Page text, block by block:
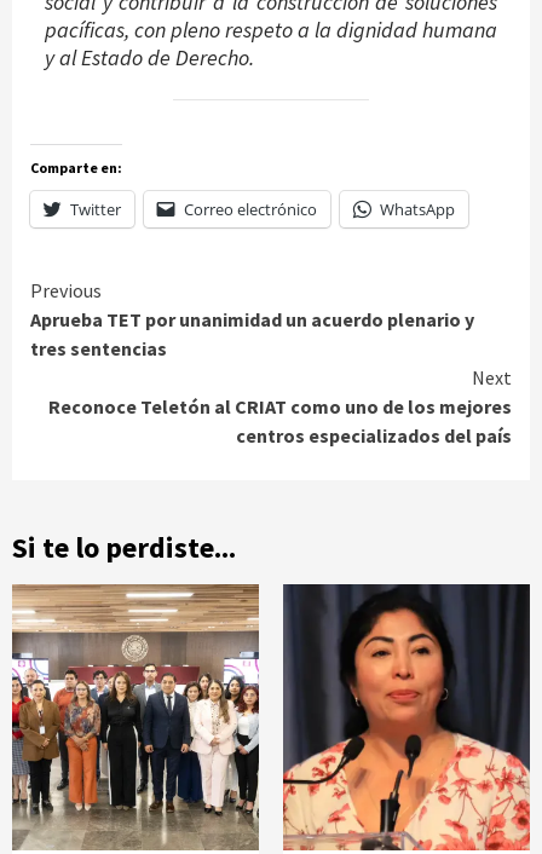
pacíficas, con pleno respeto a la dignidad humana
y al Estado de Derecho.
Comparte en:
Twitter Correo electrónico WhatsApp
Continue
Reading
Previous
Aprueba TET por unanimidad un acuerdo plenario y
tres sentencias
Next
Reconoce Teletón al CRIAT como uno de los mejores
centros especializados del país
Si te lo perdiste...